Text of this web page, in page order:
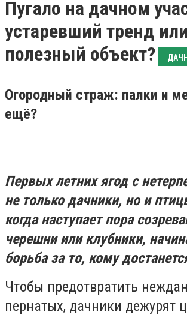
Пугало на дачном
устаревший тренд или
полезный объект?
Огородный страж: палки и
ещё?
Первых летних ягод с
не только дачники, но и
когда наступает пора
черешни или клубники,
борьба за то, кому
Чтобы предотвратить
пернатых, дачники дежурят